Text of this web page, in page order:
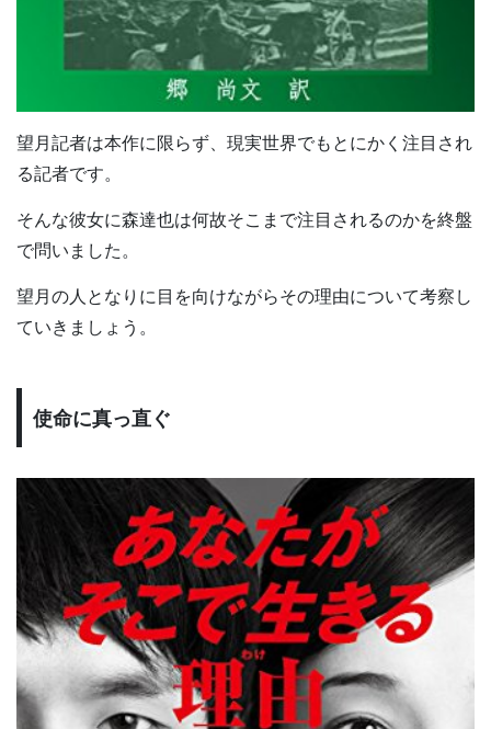
望月記者は本作に限らず、現実世界でもとにかく注目され
る記者です。
そんな彼女に森達也は何故そこまで注目されるのかを終盤
で問いました。
望月の人となりに目を向けながらその理由について考察し
ていきましょう。
使命に真っ直ぐ